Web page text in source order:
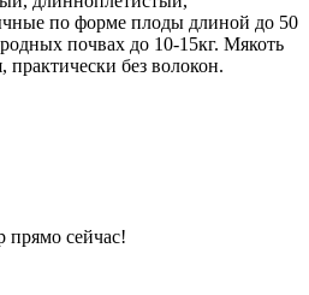
по форме плоды длиной до 50
почвах до 10-15кг. Мякоть
практически без волокон.
прямо сейчас!